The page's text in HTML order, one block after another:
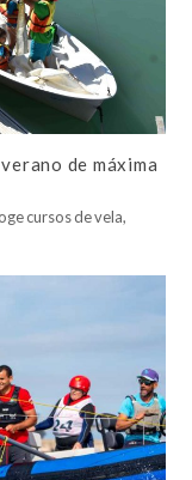
de máxima
cursos de vela,